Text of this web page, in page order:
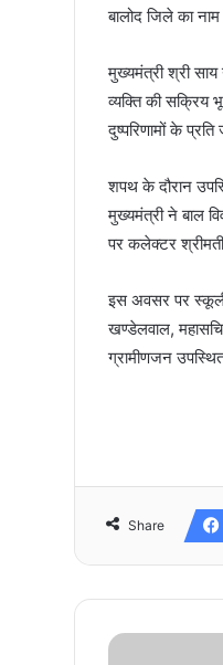
बालोद जिले का
मुख्यमंत्री श्री
व्यक्ति की सक्रिय
दुष्परिणामों के
शपथ के दौरान
मुख्यमंत्री ने बाल
पर कलेक्टर
इस अवसर पर
खण्डेलवाल,
ग्रामीणजन
Share